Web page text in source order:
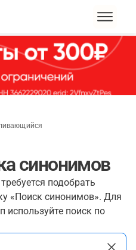
синонимов
подобрать
«Поиск синонимов». Для
используйте поиск по